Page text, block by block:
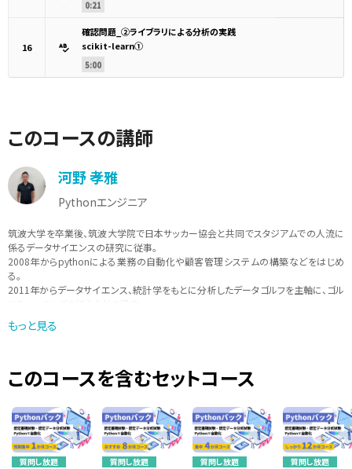
0:21
16
確認問題_②ライブラリによる分析の実践
scikit-learn①
5:00
このコースの講師
河野 孝雅
Pythonエンジニア
筑波大学を卒業後、筑波大学院で日本サッカー協会と共同でスタジアムでの人流に
係るデータサイエンスの研究に従事。
2008年からpythonによる業務の自動化や顧客管理システムの構築などをはじめ
る。
2011年からデータサイエンス、統計学をもとに分析したデータゴルフを主軸に、ゴル
データをもとにしたスポーツのティーチングを行いながら、現在は、pythonを中心
に、「実際に現場で使えるような学びを提供」をモットーに講師活動も行っている。
もっと見る
このコースを含むセットコース
質問し放題 質問し放題 質問し放題 質問し放題